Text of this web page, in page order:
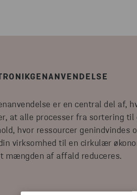
er en central del af,
at alle processer fra sortering til
hvor ressourcer genindvindes
virksomhed til en cirkulær
mængden af affald reduceres.